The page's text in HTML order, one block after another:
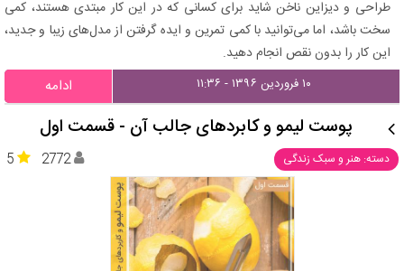
طراحی و دیزاین ناخن شاید برای کسانی که در این کار مبتدی هستند، کمی
سخت باشد، اما می‌توانید با کمی تمرین و ایده گرفتن از مدل‌های زیبا و جدید،
این کار را بدون نقص انجام دهید.
۱۰ فروردین ۱۳۹۶ - ۱۱:۳۶ ادامه
پوست لیمو و کابردهای جالب آن - قسمت اول
دسته: هنر و سبک زندگی 5 2772